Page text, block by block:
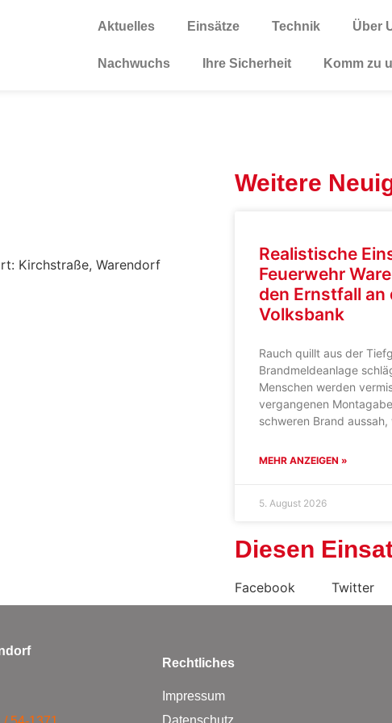
Aktuelles Einsätze Technik Über
Nachwuchs Ihre Sicherheit Komm zu
Kirchstraße, Warendorf
Weitere
Realistische
Feuerwehr
den Ernstfall an
Volksbank
Rauch quillt aus der
Brandmeldeanlage
Menschen werden
vergangenen
schweren Brand aussah,
MEHR ANZEIGEN »
5. August 2026
Diesen
Facebook Twitter
Rechtliches
Impressum